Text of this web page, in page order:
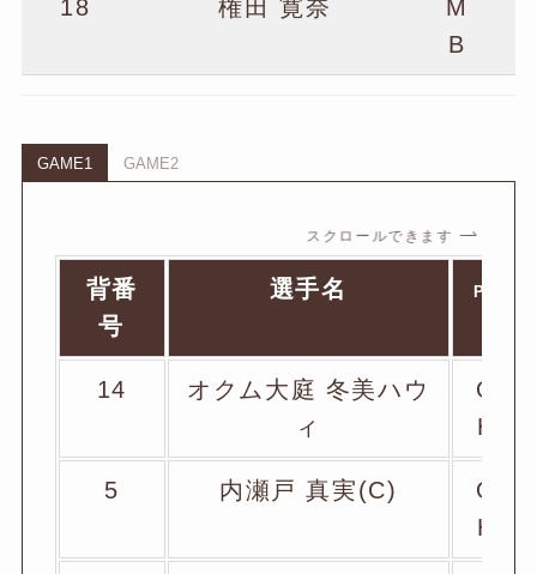
18 権田 寛奈
M
B
GAME1 GAME2
スクロールできます
背番
号
選手名 PO
14
オクム大庭 冬美ハウ
ィ
O
H
5 内瀬戸 真実(C)
O
H